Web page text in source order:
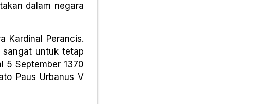
dalam negara
Kardinal Perancis.
sangat untuk tetap
5 September 1370
Paus Urbanus V